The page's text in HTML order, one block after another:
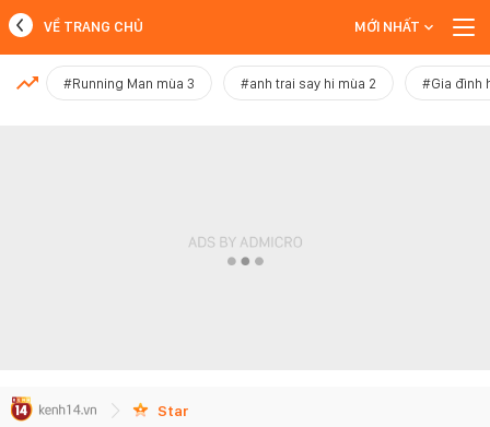
MỚI NHẤT
VỀ TRANG CHỦ MỚI NHẤT
#Running Man mùa 3 #anh trai say hi mùa 2 #Gia đình
Star